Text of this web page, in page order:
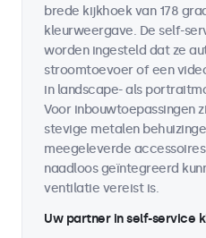
brede kijkhoek van 178
kleurweergave. De self-
worden ingesteld dat ze
stroomtoevoer of een
in landscape- als
Voor inbouwtoepassingen
stevige metalen
meegeleverde
naadloos geïntegreerd
ventilatie vereist is.
Uw partner in self-service